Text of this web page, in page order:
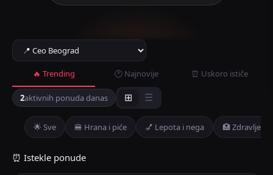
🔥 Trending 🕐 Najnovije ⏰ Uskoro ističe
2aktivnih ponuda danas ⊞ ☰
🌟 Sve 🍔 Hrana i piće 💅 Lepota i nega 🏥 Zdravlje
⏰ Istekle ponude